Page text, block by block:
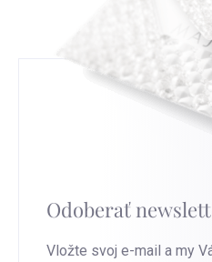
Odoberať
Vložte svoj e-mail a my